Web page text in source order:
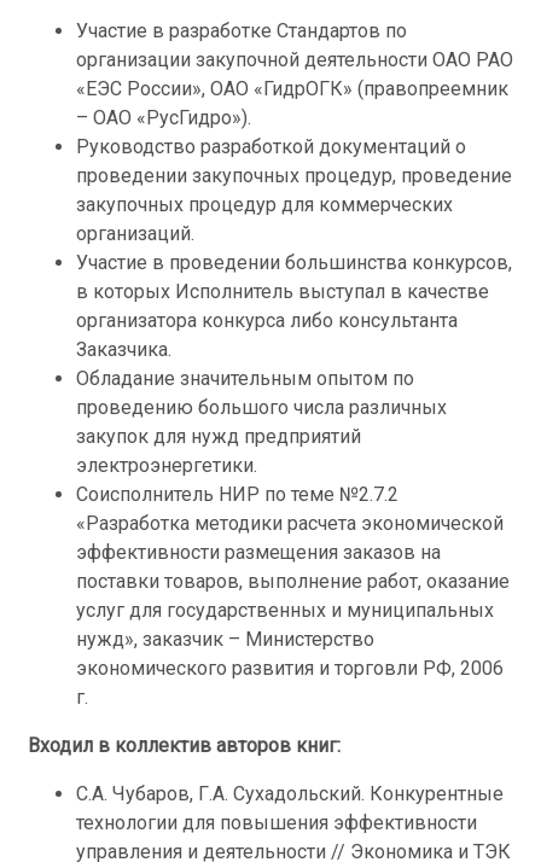
Участие в разработке Стандартов по
организации закупочной деятельности ОАО РАО
«ЕЭС России», ОАО «ГидрОГК» (правопреемник
– ОАО «РусГидро»).
Руководство разработкой документаций о
проведении закупочных процедур, проведение
закупочных процедур для коммерческих
организаций.
Участие в проведении большинства конкурсов,
в которых Исполнитель выступал в качестве
организатора конкурса либо консультанта
Заказчика.
Обладание значительным опытом по
проведению большого числа различных
закупок для нужд предприятий
электроэнергетики.
Соисполнитель НИР по теме №2.7.2
«Разработка методики расчета экономической
эффективности размещения заказов на
поставки товаров, выполнение работ, оказание
услуг для государственных и муниципальных
нужд», заказчик – Министерство
экономического развития и торговли РФ, 2006
г.
Входил в коллектив авторов книг:
С.А. Чубаров, Г.А. Сухадольский. Конкурентные
технологии для повышения эффективности
управления и деятельности // Экономика и ТЭК